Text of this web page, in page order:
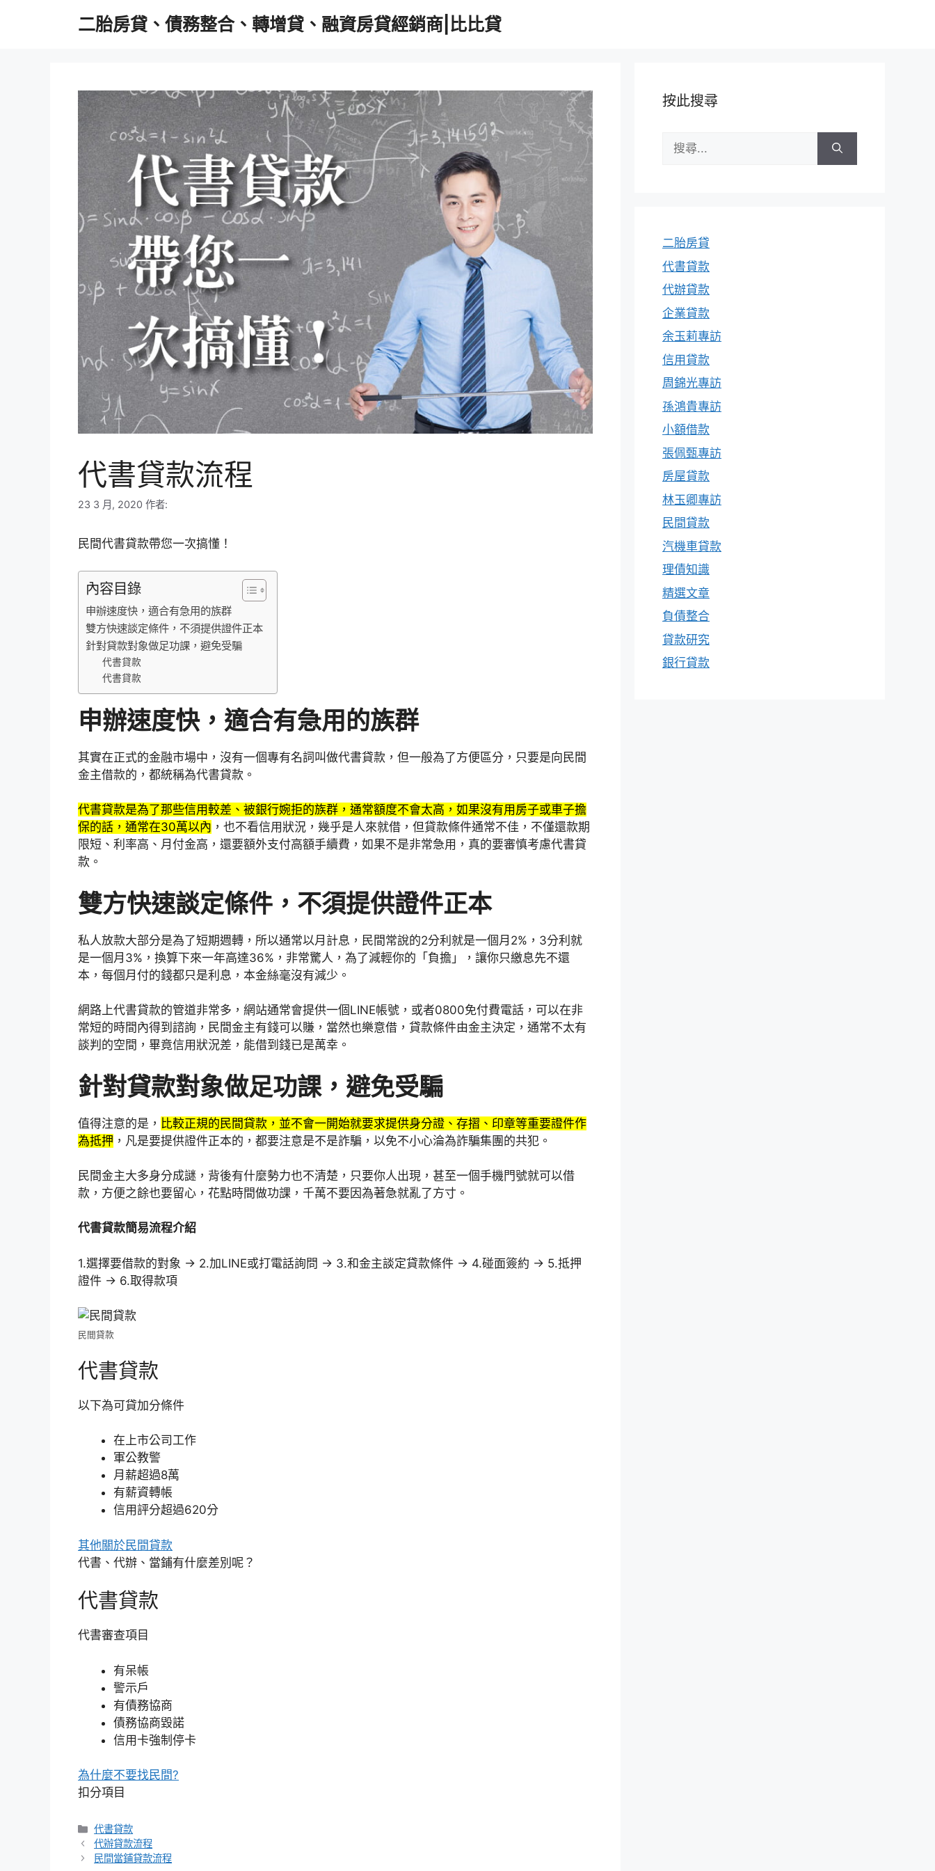
二胎房貸、債務整合、轉增貸、融資房貸經銷商|比比貸
代書貸款流程
23 3 月, 2020 作者:
民間代書貸款帶您一次搞懂！
內容目錄
申辦速度快，適合有急用的族群
雙方快速談定條件，不須提供證件正本
針對貸款對象做足功課，避免受騙
代書貸款
代書貸款
申辦速度快，適合有急用的族群
其實在正式的金融市場中，沒有一個專有名詞叫做代書貸款，但一般為了方便區分，只要是向民間
金主借款的，都統稱為代書貸款。
代書貸款是為了那些信用較差、被銀行婉拒的族群，通常額度不會太高，如果沒有用房子或車子擔
保的話，通常在30萬以內 ，也不看信用狀況，幾乎是人來就借，但貸款條件通常不佳，不僅還款期
限短、利率高、月付金高，還要額外支付高額手續費，如果不是非常急用，真的要審慎考慮代書貸
款。
雙方快速談定條件，不須提供證件正本
私人放款大部分是為了短期週轉，所以通常以月計息，民間常說的2分利就是一個月2%，3分利就
是一個月3%，換算下來一年高達36%，非常驚人，為了減輕你的「負擔」，讓你只繳息先不還
本，每個月付的錢都只是利息，本金絲毫沒有減少。
網路上代書貸款的管道非常多，網站通常會提供一個LINE帳號，或者0800免付費電話，可以在非
常短的時間內得到諮詢，民間金主有錢可以賺，當然也樂意借，貸款條件由金主決定，通常不太有
談判的空間，畢竟信用狀況差，能借到錢已是萬幸。
針對貸款對象做足功課，避免受騙
值得注意的是， 比較正規的民間貸款，並不會一開始就要求提供身分證、存摺、印章等重要證件作
為抵押 ，凡是要提供證件正本的，都要注意是不是詐騙，以免不小心淪為詐騙集團的共犯。
民間金主大多身分成謎，背後有什麼勢力也不清楚，只要你人出現，甚至一個手機門號就可以借
款，方便之餘也要留心，花點時間做功課，千萬不要因為著急就亂了方寸。
代書貸款簡易流程介紹
1.選擇要借款的對象 → 2.加LINE或打電話詢問 → 3.和金主談定貸款條件 → 4.碰面簽約 → 5.抵押
證件 → 6.取得款項
民間貸款
代書貸款
以下為可貸加分條件
在上市公司工作
軍公教警
月薪超過8萬
有薪資轉帳
信用評分超過620分
其他關於民間貸款
代書、代辦、當鋪有什麼差別呢？
代書貸款
代書審查項目
有呆帳
警示戶
有債務協商
債務協商毀諾
信用卡強制停卡
為什麼不要找民間?
扣分項目
分
類
代書貸款
代辦貸款流程
民間當鋪貸款流程
按此搜尋
尋:
二胎房貸
代書貸款
代辦貸款
企業貸款
余玉莉專訪
信用貸款
周錦光專訪
孫鴻貴專訪
小額借款
張佩甄專訪
房屋貸款
林玉卿專訪
民間貸款
汽機車貸款
理債知識
精選文章
負債整合
貸款研究
銀行貸款